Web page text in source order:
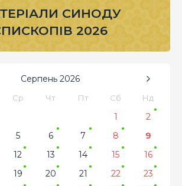
СИНОДУ
2026
Серпень 2026
Ср Чт Пт Сб Нд
1
2
5 6 7 8
9
12 13 14 15
16
19 20 21 22
23